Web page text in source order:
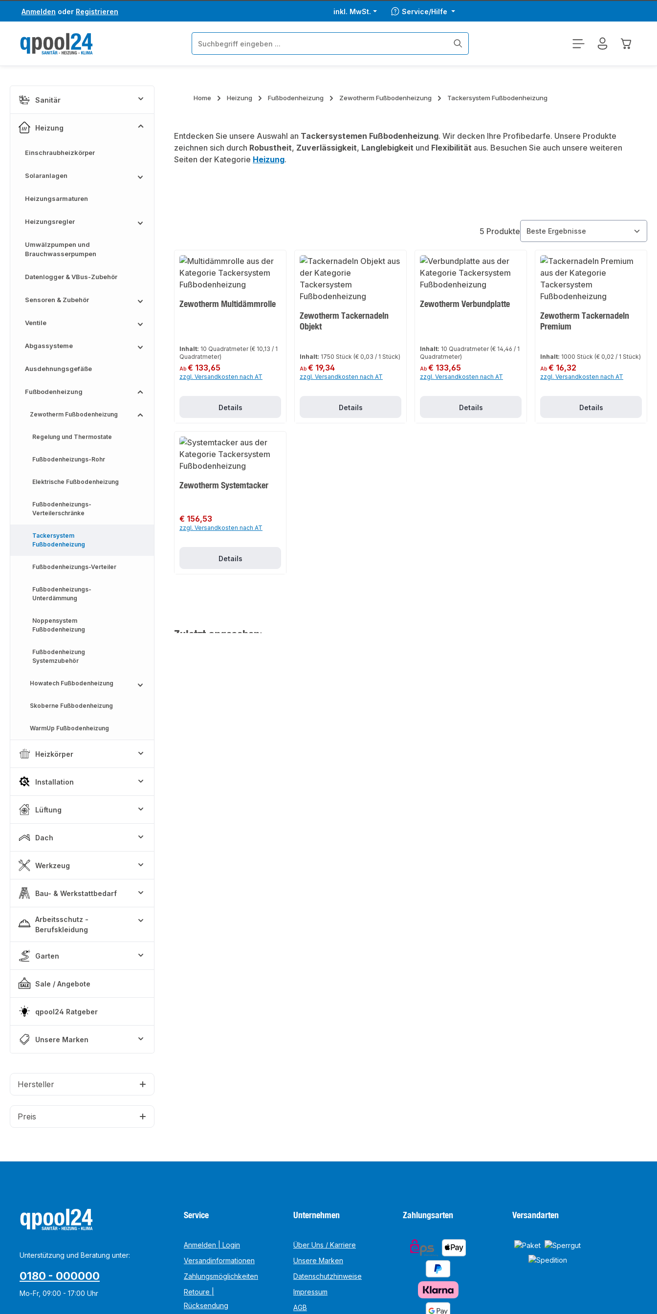
Hauptinhalt springen
Zur Suche springen
Anmelden oder Registrieren inkl. MwSt. Service/Hilfe
Sanitär
Heizung
Einschraubheizkörper
Solaranlagen
Heizungsarmaturen
Heizungsregler
Umwälzpumpen und
Brauchwasserpumpen
Datenlogger & VBus-Zubehör
Sensoren & Zubehör
Ventile
Abgassysteme
Ausdehnungsgefäße
Fußbodenheizung
Zewotherm Fußbodenheizung
Regelung und Thermostate
Fußbodenheizungs-Rohr
Elektrische Fußbodenheizung
Fußbodenheizungs-
Verteilerschränke
Tackersystem
Fußbodenheizung
Fußbodenheizungs-Verteiler
Fußbodenheizungs-
Unterdämmung
Noppensystem
Fußbodenheizung
Fußbodenheizung
Systemzubehör
Howatech Fußbodenheizung
Skoberne Fußbodenheizung
WarmUp Fußbodenheizung
Heizkörper
Installation
Lüftung
Dach
Werkzeug
Bau- & Werkstattbedarf
Arbeitsschutz -
Berufskleidung
Garten
Sale / Angebote
qpool24 Ratgeber
Unsere Marken
Hersteller
Preis
Home Heizung Fußbodenheizung Zewotherm Fußbodenheizung Tackersystem Fußbodenheizung
Entdecken Sie unsere Auswahl an Tackersystemen Fußbodenheizung. Wir decken Ihre Profibedarfe. Unsere Produkte
zeichnen sich durch Robustheit, Zuverlässigkeit, Langlebigkeit und Flexibilität aus. Besuchen Sie auch unsere weiteren
Seiten der Kategorie Heizung.
5 Produkte
Zewotherm Multidämmrolle
Inhalt: 10 Quadratmeter (€ 10,13 / 1
Quadratmeter)
Regulärer Preis:
Ab€ 133,65
zzgl. Versandkosten nach AT
Details
Zewotherm Tackernadeln
Objekt
Inhalt: 1750 Stück (€ 0,03 / 1 Stück)
Regulärer Preis:
Ab€ 19,34
zzgl. Versandkosten nach AT
Details
Zewotherm Verbundplatte
Inhalt: 10 Quadratmeter (€ 14,46 / 1
Quadratmeter)
Regulärer Preis:
Ab€ 133,65
zzgl. Versandkosten nach AT
Details
Zewotherm Tackernadeln
Premium
Inhalt: 1000 Stück (€ 0,02 / 1 Stück)
Regulärer Preis:
Ab€ 16,32
zzgl. Versandkosten nach AT
Details
Zewotherm Systemtacker
Regulärer Preis:
€ 156,53
zzgl. Versandkosten nach AT
Details
Zuletzt angesehen:
Unterstützung und Beratung unter:
0180 - 000000
Mo-Fr, 09:00 - 17:00 Uhr
Service
Anmelden | Login
Versandinformationen
Zahlungsmöglichkeiten
Retoure |
Rücksendung
Unternehmen
Über Uns / Karriere
Unsere Marken
Datenschutzhinweise
Impressum
AGB
Zahlungsarten Versandarten